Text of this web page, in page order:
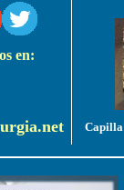
en:
Capilla